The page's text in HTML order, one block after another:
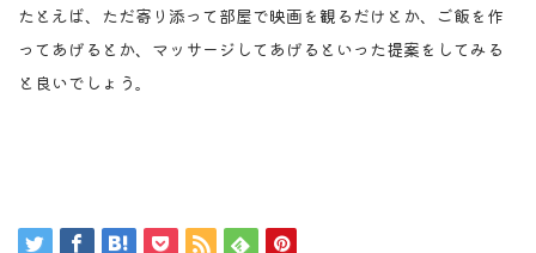
たとえば、ただ寄り添って部屋で映画を観るだけとか、ご飯を作
ってあげるとか、マッサージしてあげるといった提案をしてみる
と良いでしょう。